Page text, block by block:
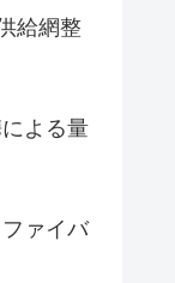
給網整
よる量
ァイバ